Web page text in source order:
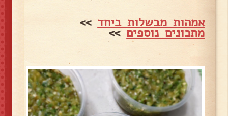
אמהות מבשלות ביחד >>
מתכונים נוספים>>